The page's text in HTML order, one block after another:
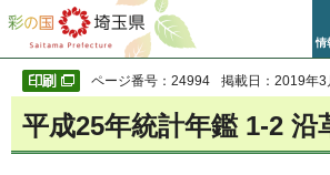
彩の国 埼玉県
情
ページ番号：24994 掲載日：2019年3
平成25年統計年鑑 1-2 沿